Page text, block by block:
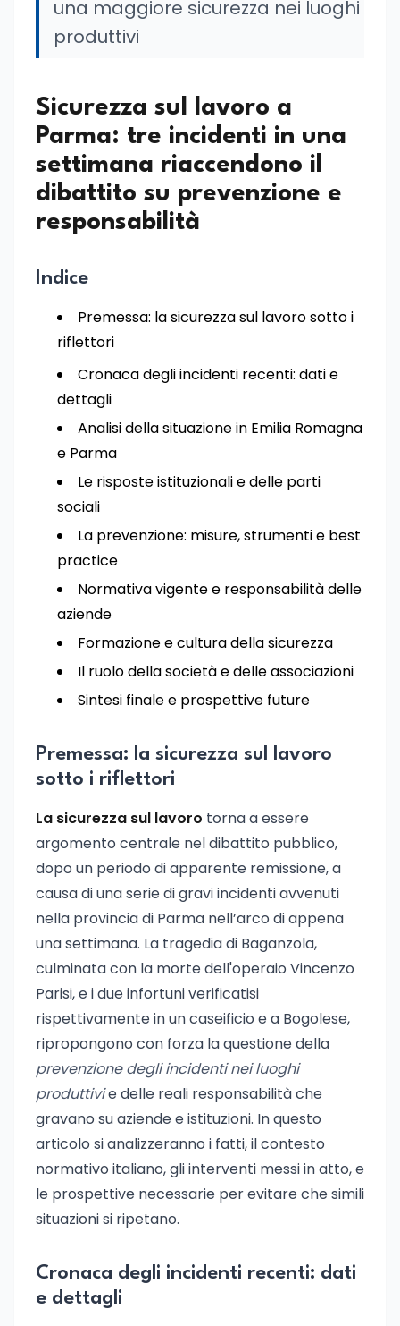
una maggiore sicurezza nei luoghi
produttivi
Sicurezza sul lavoro a
Parma: tre incidenti in una
settimana riaccendono il
dibattito su prevenzione e
responsabilità
Indice
Premessa: la sicurezza sul lavoro sotto i
riflettori
Cronaca degli incidenti recenti: dati e
dettagli
Analisi della situazione in Emilia Romagna
e Parma
Le risposte istituzionali e delle parti
sociali
La prevenzione: misure, strumenti e best
practice
Normativa vigente e responsabilità delle
aziende
Formazione e cultura della sicurezza
Il ruolo della società e delle associazioni
Sintesi finale e prospettive future
Premessa: la sicurezza sul lavoro
sotto i riflettori
La sicurezza sul lavoro torna a essere
argomento centrale nel dibattito pubblico,
dopo un periodo di apparente remissione, a
causa di una serie di gravi incidenti avvenuti
nella provincia di Parma nell’arco di appena
una settimana. La tragedia di Baganzola,
culminata con la morte dell'operaio Vincenzo
Parisi, e i due infortuni verificatisi
rispettivamente in un caseificio e a Bogolese,
ripropongono con forza la questione della
prevenzione degli incidenti nei luoghi
produttivie delle reali responsabilità che
gravano su aziende e istituzioni. In questo
articolo si analizzeranno i fatti, il contesto
normativo italiano, gli interventi messi in atto, e
le prospettive necessarie per evitare che simili
situazioni si ripetano.
Cronaca degli incidenti recenti: dati
e dettagli